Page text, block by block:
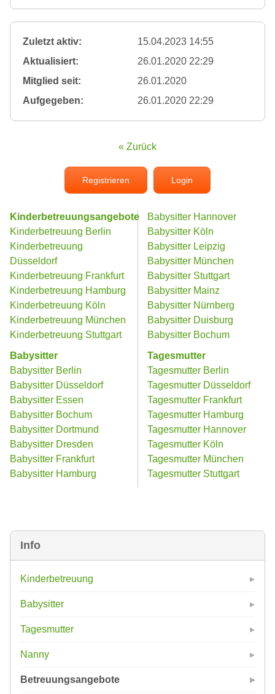
Info
Kinderbetreuung
Babysitter
Tagesmutter
Nanny
Betreuungsangebote
Zuletzt aktiv:
15.04.2023 14:55
Aktualisiert:
26.01.2020 22:29
Mitglied seit:
26.01.2020
Aufgegeben:
26.01.2020 22:29
« Zurück
Registrieren Login
Kinderbetreuungsangebote
Kinderbetreuung Berlin
Kinderbetreuung
Düsseldorf
Kinderbetreuung Frankfurt
Kinderbetreuung Hamburg
Kinderbetreuung Köln
Kinderbetreuung München
Kinderbetreuung Stuttgart
Babysitter
Babysitter Berlin
Babysitter Düsseldorf
Babysitter Essen
Babysitter Bochum
Babysitter Dortmund
Babysitter Dresden
Babysitter Frankfurt
Babysitter Hamburg
Babysitter Hannover
Babysitter Köln
Babysitter Leipzig
Babysitter München
Babysitter Stuttgart
Babysitter Mainz
Babysitter Nürnberg
Babysitter Duisburg
Babysitter Bochum
Tagesmutter
Tagesmutter Berlin
Tagesmutter Düsseldorf
Tagesmutter Frankfurt
Tagesmutter Hamburg
Tagesmutter Hannover
Tagesmutter Köln
Tagesmutter München
Tagesmutter Stuttgart